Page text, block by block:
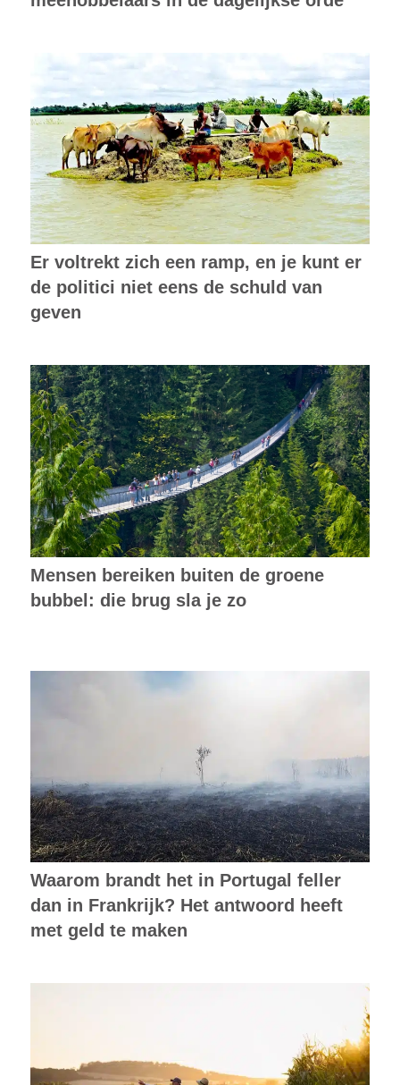
Er voltrekt zich een ramp, en je kunt er
de politici niet eens de schuld van
geven
Mensen bereiken buiten de groene
bubbel: die brug sla je zo
Waarom brandt het in Portugal feller
dan in Frankrijk? Het antwoord heeft
met geld te maken